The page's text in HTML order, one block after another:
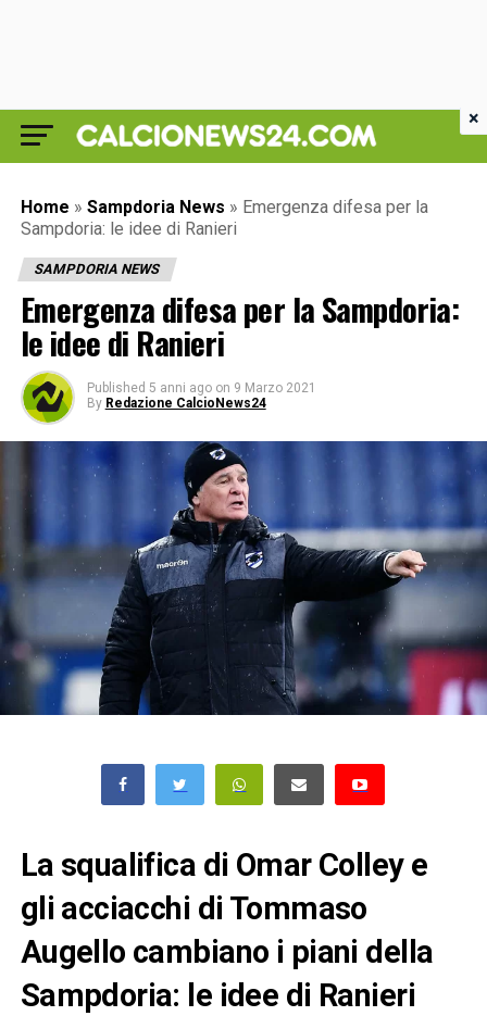
Home » Sampdoria News » Emergenza difesa per la
Sampdoria: le idee di Ranieri
SAMPDORIA NEWS
Emergenza difesa per la Sampdoria:
le idee di Ranieri
Published 5 anni ago on 9 Marzo 2021
By Redazione CalcioNews24
La squalifica di Omar Colley e
gli acciacchi di Tommaso
Augello cambiano i piani della
Sampdoria: le idee di Ranieri
×